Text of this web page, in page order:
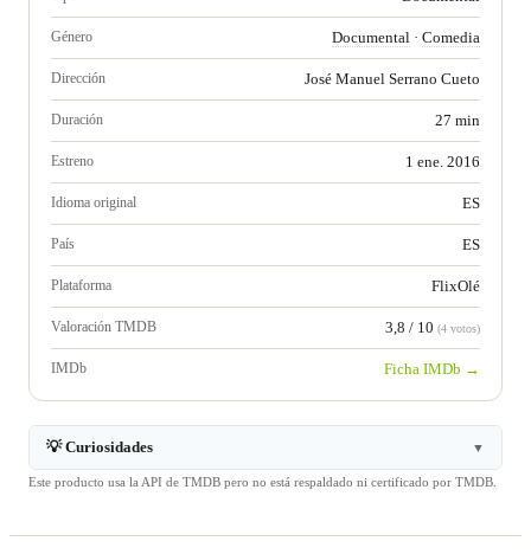
Género Documental · Comedia
Dirección José Manuel Serrano Cueto
Duración 27 min
Estreno 1 ene. 2016
Idioma original ES
País ES
Plataforma FlixOlé
Valoración TMDB 3,8 / 10 (4 votos)
IMDb Ficha IMDb →
💡 Curiosidades ▼
Este producto usa la API de TMDB pero no está respaldado ni certificado por TMDB.